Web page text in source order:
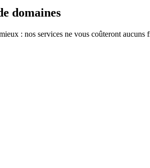
domaines
: nos services ne vous coûteront aucuns